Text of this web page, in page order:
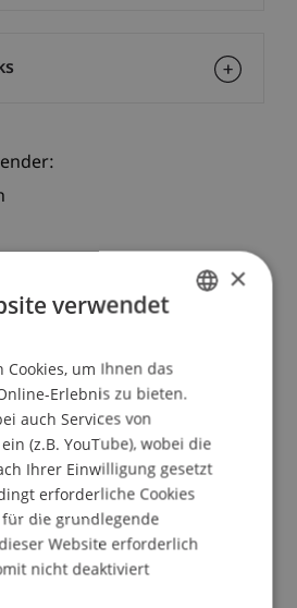
Rechtsanwälte,
und Staatsanwälte, aber auch
in der Wirtschaft
Auseinandersetzung mit
Rechtsprechung ist daher
ist in Liechtenstein
wichtige Rechtsmaterie und
über die neueste
für die entsprechenden
×
verwendet
Cookies, um Ihnen das
Erlebnis zu bieten.
auch Services von
(z.B. YouTube), wobei die
Ihrer Einwilligung gesetzt
erforderliche Cookies
die grundlegende
Website erforderlich
nicht deaktiviert